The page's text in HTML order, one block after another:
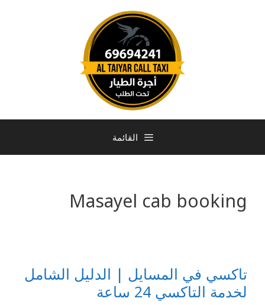
القائمة
Masayel cab booking
تاكسي في المسايل | الدليل الشامل
لخدمة التاكسي 24 ساعة